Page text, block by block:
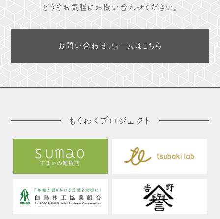
どうぞお気軽にお問い合わせください。
お問い合わせフォームはこちら
もくわくプロジェクト